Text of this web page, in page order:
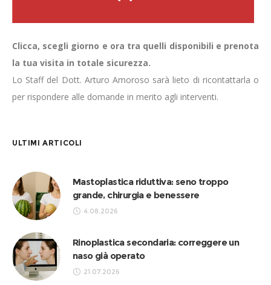
Clicca, scegli giorno e ora tra quelli disponibili e prenota
la tua visita in totale sicurezza.
Lo Staff del Dott. Arturo Amoroso sarà lieto di ricontattarla o
per rispondere alle domande in merito agli interventi.
ULTIMI ARTICOLI
Mastoplastica riduttiva: seno troppo
grande, chirurgia e benessere
4.08.2026
Rinoplastica secondaria: correggere un
naso già operato
21.07.2026